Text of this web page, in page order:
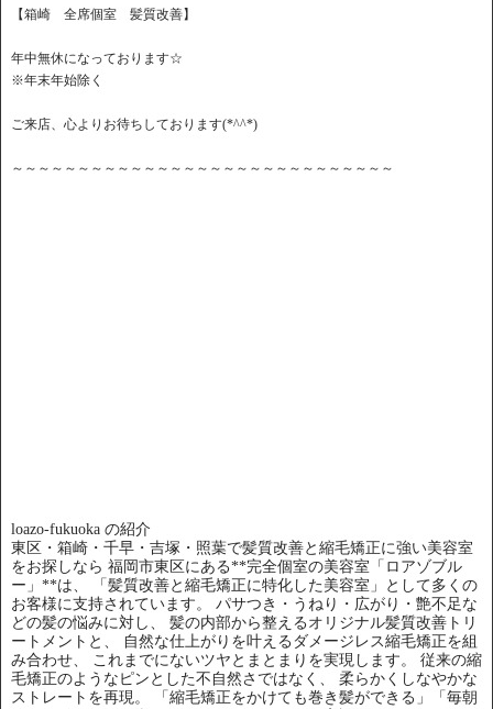
【箱崎 全席個室 髪質改善】
年中無休になっております☆
※年末年始除く
ご来店、心よりお待ちしております(*^^*)
～～～～～～～～～～～～～～～～～～～～～～～～～～～～～
loazo-fukuoka の紹介
東区・箱崎・千早・吉塚・照葉で髪質改善と縮毛矯正に強い美容室
をお探しなら 福岡市東区にある**完全個室の美容室「ロアゾブル
ー」**は、 「髪質改善と縮毛矯正に特化した美容室」として多くの
お客様に支持されています。 パサつき・うねり・広がり・艶不足な
どの髪の悩みに対し、 髪の内部から整えるオリジナル髪質改善トリ
ートメントと、 自然な仕上がりを叶えるダメージレス縮毛矯正を組
み合わせ、 これまでにないツヤとまとまりを実現します。 従来の縮
毛矯正のようなピンとした不自然さではなく、 柔らかくしなやかな
ストレートを再現。 「縮毛矯正をかけても巻き髪ができる」「毎朝